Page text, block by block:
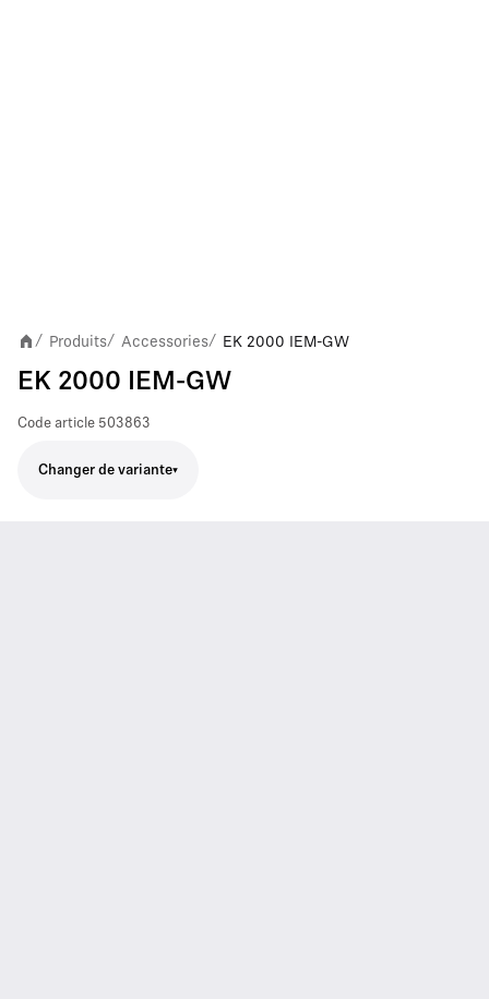
/ Produits/ Accessories/ EK 2000 IEM-GW
EK 2000 IEM-GW
Code article 503863
Changer de variante